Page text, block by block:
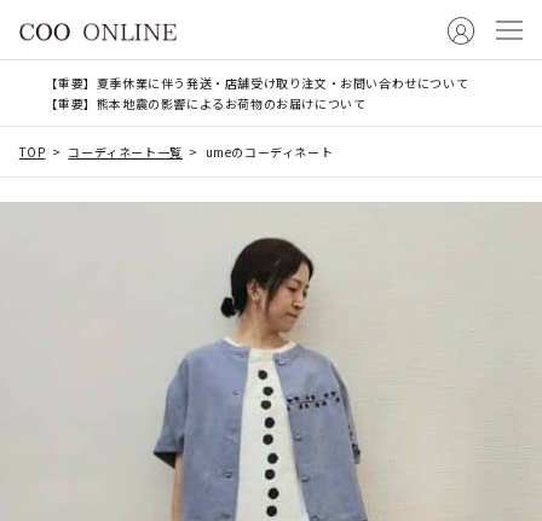
【重要】夏季休業に伴う発送・店舗受け取り注文・お問い合わせについて
【重要】熊本地震の影響によるお荷物のお届けについて
TOP コーディネート一覧 umeのコーディネート